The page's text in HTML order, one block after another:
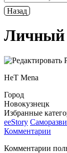
Назад
Личный
HeT Menа
Город
Новокузнецк
Избранные
ееStory
Комментарии
Комментарии